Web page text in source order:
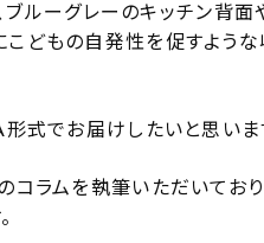
ブルーグレーのキッチン背
こどもの自発性を促すよう
でお届けしたいと思いま
ラムを執筆いただいてお